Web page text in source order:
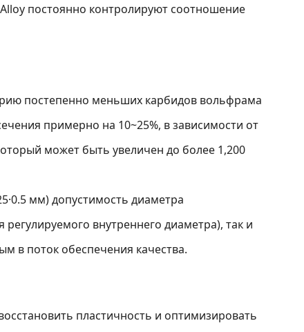
постоянно контролируют соотношение
постепенно меньших карбидов вольфрама
примерно на 10~25%, в зависимости от
может быть увеличен до более 1,200
мм) допустимость диаметра
внутреннего диаметра), так и
в поток обеспечения качества.
пластичность и оптимизировать